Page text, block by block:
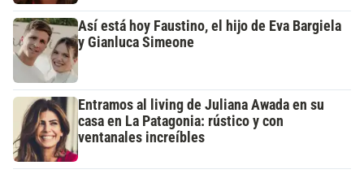
Así está hoy Faustino, el hijo de Eva Bargiela
y Gianluca Simeone
Entramos al living de Juliana Awada en su
casa en La Patagonia: rústico y con
ventanales increíbles